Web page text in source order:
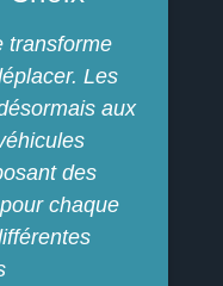
transforme
Les
aux
des
chaque